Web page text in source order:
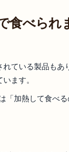
食べられ
ている製品もあ
ます。
「加熱して食べ